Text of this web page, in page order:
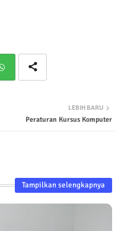
LEBIH BARU
Peraturan Kursus Komputer
Tampilkan selengkapnya